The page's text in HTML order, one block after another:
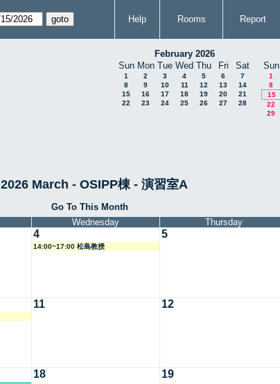
Help Rooms Report
February 2026
Sun Mon Tue Wed Thu Fri Sat
1 2 3 4 5 6
7
8
9 10 11 12 13
14
15
16 17 18 19 20
21
22
23 24 25 26 27 28
Sun
1
8
15
22
29
2026 March - OSIPP棟 - 演習室A
Go To This Month
Wednesday Thursday
4
14:00~17:00 松島教授
5
11 12
18 19